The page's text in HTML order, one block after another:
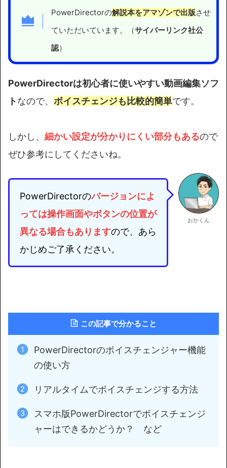
PowerDirectorの解説本をアマゾンで出版させ
ていただいています。（サイバーリンク社公
認）
PowerDirectorは初心者に使いやすい動画編集ソフ
トなので、 ボイスチェンジも比較的簡単です。
しかし、 細かい設定が分かりにくい部分もあるので
ぜひ参考にしてくださいね。
PowerDirectorのバージョンによ
っては操作画面やボタンの位置が
異なる場合もありますので、あら
かじめご了承ください。
おかくん
この記事で分かること
PowerDirectorのボイスチェンジャー機能
の使い方
リアルタイムでボイスチェンジする方法
スマホ版PowerDirectorでボイスチェンジ
ャーはできるかどうか？ など